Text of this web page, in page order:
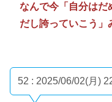
なんで今「自分はだ
だし誇っていこう」
52 : 2025/06/02(月)